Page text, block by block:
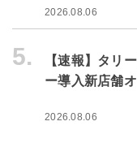
2026.08.06
5.
【速報】タリ
ー導入新店舗
2026.08.06